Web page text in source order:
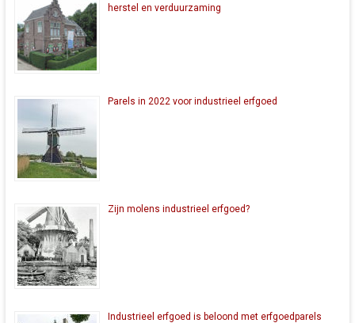
herstel en verduurzaming
Parels in 2022 voor industrieel erfgoed
Zijn molens industrieel erfgoed?
Industrieel erfgoed is beloond met erfgoedparels